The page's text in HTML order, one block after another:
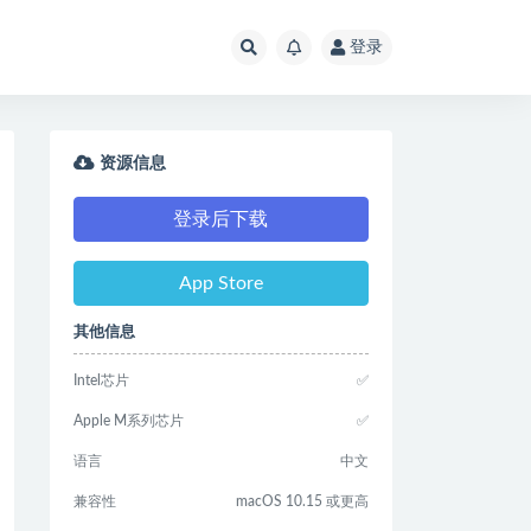
登录
资源信息
登录后下载
App Store
其他信息
Intel芯片 ✅
Apple M系列芯片 ✅
语言 中文
兼容性 macOS 10.15 或更高